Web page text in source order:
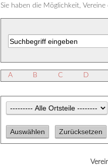
Sie haben die Möglichkeit,
A B C D